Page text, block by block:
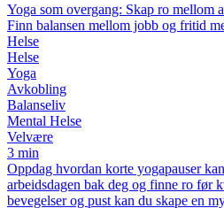
Yoga som overgang: Skap ro mellom
Finn balansen mellom jobb og fritid
Helse
Helse
Yoga
Avkobling
Balanseliv
Mental Helse
Velvære
3 min
Oppdag hvordan korte yogapauser
arbeidsdagen bak deg og finne ro før
bevegelser og pust kan du skape en